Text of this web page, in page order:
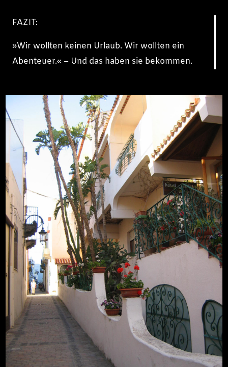
FAZIT:
»Wir wollten keinen Urlaub. Wir wollten ein
Abenteuer.« – Und das haben sie bekommen.